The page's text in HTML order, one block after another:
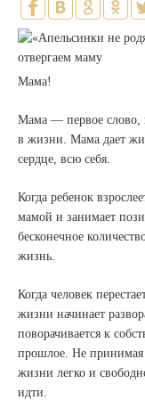
Мама!
Мама — первое слово,
в жизни. Мама дает
сердце, всю себя.
Когда ребенок
мамой и занимает
бесконечное
жизнь.
Когда человек
жизни начинает
поворачивается к
прошлое. Не принимая
жизни легко и
идти.